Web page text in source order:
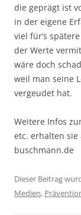
die geprägt ist
in der eigene
viel für’s
der Werte
wäre doch
weil man seine
vergeudet hat.
Weitere Infos
etc. erhalten
buschmann.de
Dieser Beitrag
Medien,